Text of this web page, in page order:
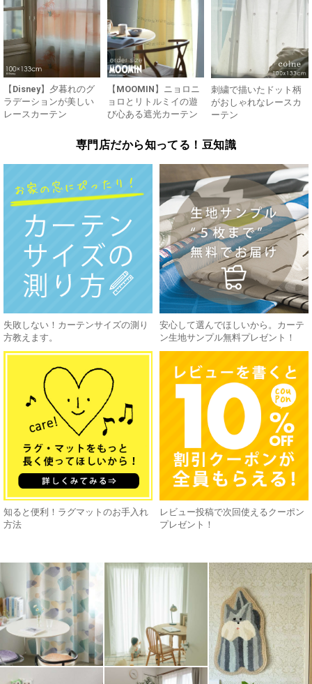
【Disney】夕暮れのグ
ラデーションが美しい
レースカーテン
【MOOMIN】ニョロニ
ョロとリトルミイの遊
び心ある遮光カーテン
刺繍で描いたドット柄
がおしゃれなレースカ
ーテン
専門店だから知ってる！豆知識
失敗しない！カーテンサイズの測り
方教えます。
安心して選んでほしいから。カーテ
ン生地サンプル無料プレゼント！
知ると便利！ラグマットのお手入れ
方法
レビュー投稿で次回使えるクーポン
プレゼント！